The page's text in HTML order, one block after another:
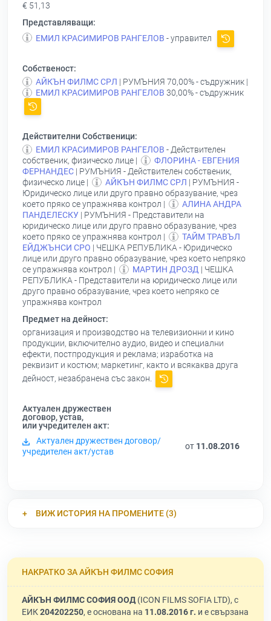
€ 51,13
Представляващи:
ЕМИЛ КРАСИМИРОВ РАНГЕЛОВ - управител
Собственост:
АЙКЪН ФИЛМС СРЛ | РУМЪНИЯ 70,00% - съдружник |
ЕМИЛ КРАСИМИРОВ РАНГЕЛОВ 30,00% - съдружник
Действителни Собственици:
ЕМИЛ КРАСИМИРОВ РАНГЕЛОВ - Действителен
собственик, физическо лице |
ФЛОРИНА - ЕВГЕНИЯ
ФЕРНАНДЕС | РУМЪНИЯ - Действителен собственик,
физическо лице |
АЙКЪН ФИЛМС СРЛ | РУМЪНИЯ -
Юридическо лице или друго правно образувание, чрез
което пряко се упражнява контрол |
АЛИНА АНДРА
ПАНДЕЛЕСКУ | РУМЪНИЯ - Представители на
юридическо лице или друго правно образувание, чрез
което пряко се упражнява контрол |
ТАЙМ ТРАВЪЛ
ЕЙДЖЪНСИ СРО | ЧЕШКА РЕПУБЛИКА - Юридическо
лице или друго правно образувание, чрез което непряко
се упражнява контрол |
МАРТИН ДРОЗД | ЧЕШКА
РЕПУБЛИКА - Представители на юридическо лице или
друго правно образувание, чрез което непряко се
упражнява контрол
Предмет на дейност:
организация и производство на телевизионни и кино
продукции, включително аудио, видео и специални
ефекти, постпродукция и реклама; изработка на
реквизит и костюм; маркетинг, както и всякаква друга
дейност, незабранена със закон.
Актуален дружествен
договор, устав,
или учредителен акт:
Актуален дружествен договор/
учредителен акт/устав
от 11.08.2016
ВИЖ ИСТОРИЯ НА ПРОМЕНИТЕ (3)
НАКРАТКО ЗА АЙКЪН ФИЛМС СОФИЯ
АЙКЪН ФИЛМС СОФИЯ ООД(ICON FILMS SOFIA LTD), с
ЕИК204202250, е основана на 11.08.2016 г. и е свързана